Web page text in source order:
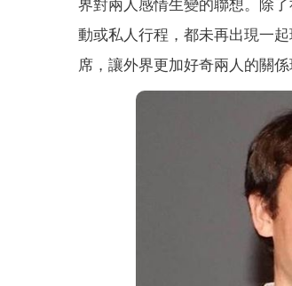
界對兩人感情生變的聯想。除
動或私人行程，都未再出現一
席，讓外界更加好奇兩人的關係